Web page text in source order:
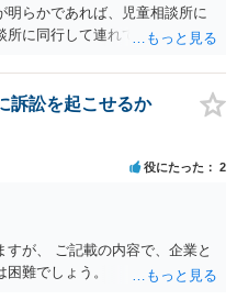
らかであれば、児童相談所に
所に同行して連れていくなり、
難しい判断にはなるとは思いま
諾を得ずに勝手に保護すること
は親からの虐待があると分かっ
方するわけではないかと存じ
と窘められる程度であればよ
いかと疑われる可能性さえあ
訴訟を起こせるか
役にたった 2
が、 ご記載の内容で、企業と
難でしょう。